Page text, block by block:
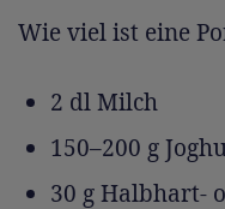
Wie viel ist eine
2 dl Milch
150–200 g
30 g Halbhart-